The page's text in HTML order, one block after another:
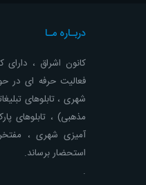
دربـاره مـا
فعالیت حرفه ای در
شهری ، تابلوهای
مذهبی) ، تابلوهای
آمیزی شهری ،
استحضار برساند.
.